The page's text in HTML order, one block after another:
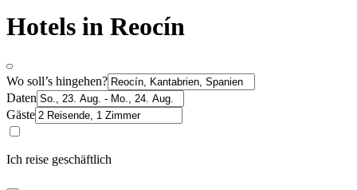
Hotels in Reocín
Wo soll’s hingehen?
Daten
Gäste
Ich reise geschäftlich